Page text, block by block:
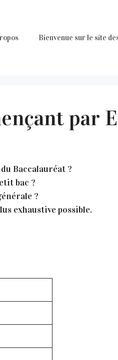
Bienvenue sur le site
par E
Baccalauréat ?
bac ?
?
exhaustive possible.